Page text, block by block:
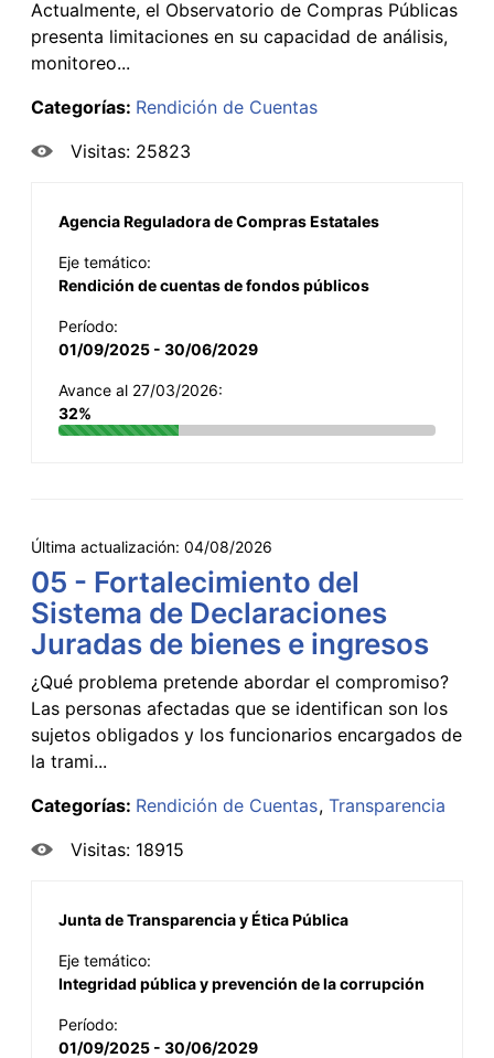
Actualmente, el Observatorio de Compras Públicas
presenta limitaciones en su capacidad de análisis,
monitoreo...
Categorías: Rendición de Cuentas
Visitas: 25823
Agencia Reguladora de Compras Estatales
Eje temático:
Rendición de cuentas de fondos públicos
Período:
01/09/2025 - 30/06/2029
Avance al 27/03/2026:
32%
Última actualización: 04/08/2026
05 - Fortalecimiento del
Sistema de Declaraciones
Juradas de bienes e ingresos
¿Qué problema pretende abordar el compromiso?
Las personas afectadas que se identifican son los
sujetos obligados y los funcionarios encargados de
la trami...
Categorías: Rendición de Cuentas Transparencia
Visitas: 18915
Junta de Transparencia y Ética Pública
Eje temático:
Integridad pública y prevención de la corrupción
Período:
01/09/2025 - 30/06/2029